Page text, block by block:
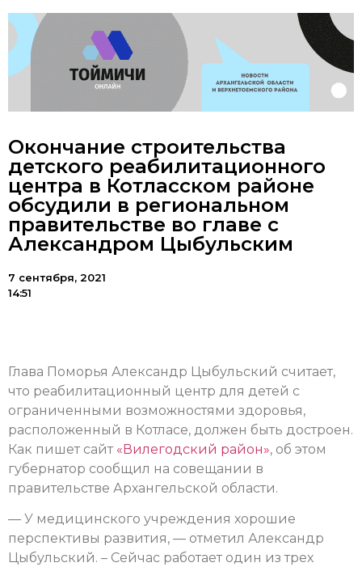
Окончание строительства
детского реабилитационного
центра в Котласском районе
обсудили в региональном
правительстве во главе с
Александром Цыбульским
7 сентября, 2021
14:51
Глава Поморья Александр Цыбульский считает,
что реабилитационный центр для детей с
ограниченными возможностями здоровья,
расположенный в Котласе, должен быть достроен.
Как пишет сайт «Вилегодский район», об этом
губернатор сообщил на совещании в
правительстве Архангельской области.
— У медицинского учреждения хорошие
перспективы развития, — отметил Александр
Цыбульский. – Сейчас работает один из трех